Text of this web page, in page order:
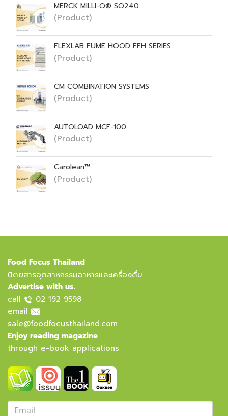
MERCK MILLI-Q® SQ240
(Product)
FLEXLAB FUME HOOD FFH SERIES
(Product)
CM COMBINATION SYSTEMS
(Product)
AUTOLOAD MCF-100
(Product)
Carolean™
(Product)
Food Focus Thailand
นิตยสารอุตสาหกรรมอาหารและเครื่องดื่ม
Advertise with us.
call
02 192 9598
email
sale@foodfocusthailand.com
Enjoy reading magazine
through e-book applications